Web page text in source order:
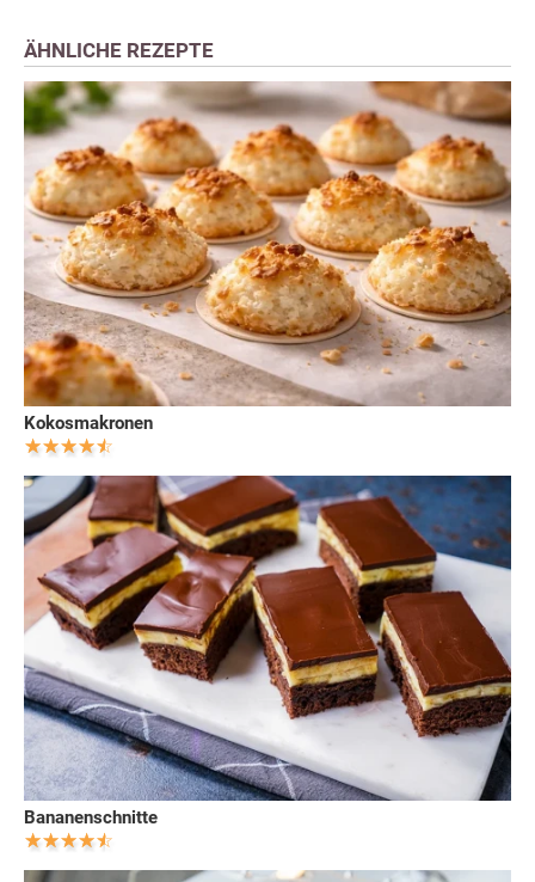
ÄHNLICHE REZEPTE
Kokosmakronen
Bananenschnitte